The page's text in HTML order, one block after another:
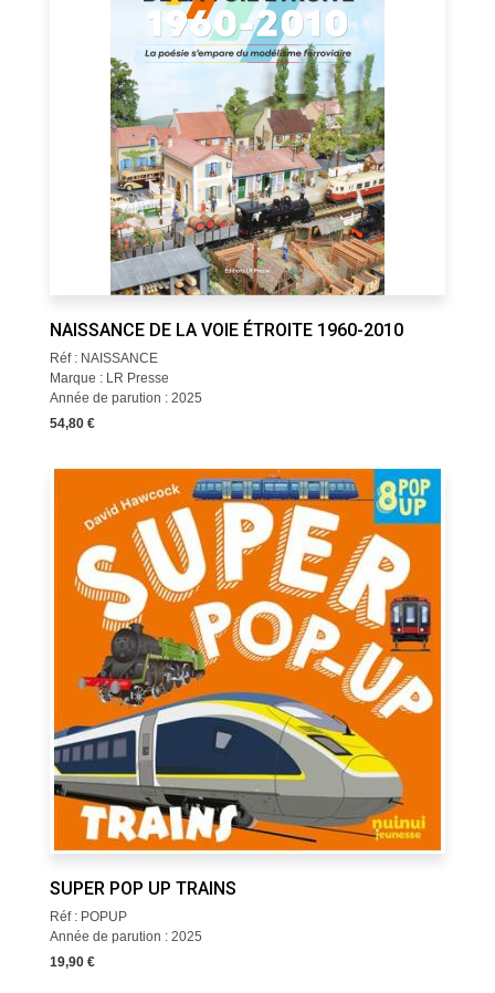
NAISSANCE DE LA VOIE ÉTROITE 1960-2010
Réf : NAISSANCE
Marque : LR Presse
Année de parution : 2025
54,80 €
SUPER POP UP TRAINS
Réf : POPUP
Année de parution : 2025
19,90 €